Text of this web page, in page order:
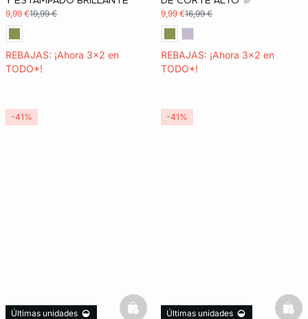
9,99 €19,99 €
REBAJAS: ¡Ahora 3x2 en
TODO*!
9,99 €16,99 €
REBAJAS: ¡Ahora 3x2 en
TODO*!
Últimas unidades
basketfull
-41%
Últimas unidades
-41%